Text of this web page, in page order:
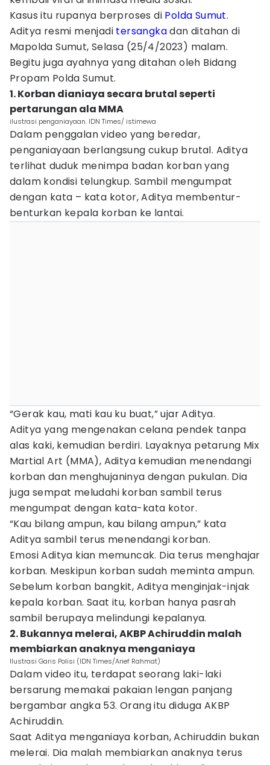
Kasus itu rupanya berproses di Polda Sumut.
Aditya resmi menjadi tersangkadan ditahan di
Mapolda Sumut, Selasa (25/4/2023) malam.
Begitu juga ayahnya yang ditahan oleh Bidang
Propam Polda Sumut.
1. Korban dianiaya secara brutal seperti
pertarungan ala MMA
ilustrasi penganiayaan. IDN Times/ istimewa
Dalam penggalan video yang beredar,
penganiayaan berlangsung cukup brutal. Aditya
terlihat duduk menimpa badan korban yang
dalam kondisi telungkup. Sambil mengumpat
dengan kata – kata kotor, Aditya membentur-
benturkan kepala korban ke lantai.
“Gerak kau, mati kau ku buat,” ujar Aditya.
Aditya yang mengenakan celana pendek tanpa
alas kaki, kemudian berdiri. Layaknya petarung Mix
Martial Art (MMA), Aditya kemudian menendangi
korban dan menghujaninya dengan pukulan. Dia
juga sempat meludahi korban sambil terus
mengumpat dengan kata-kata kotor.
“Kau bilang ampun, kau bilang ampun,” kata
Aditya sambil terus menendangi korban.
Emosi Aditya kian memuncak. Dia terus menghajar
korban. Meskipun korban sudah meminta ampun.
Sebelum korban bangkit, Aditya menginjak-injak
kepala korban. Saat itu, korban hanya pasrah
sambil berupaya melindungi kepalanya.
2. Bukannya melerai, AKBP Achiruddin malah
membiarkan anaknya menganiaya
Ilustrasi Garis Polisi (IDN Times/Arief Rahmat)
Dalam video itu, terdapat seorang laki-laki
bersarung memakai pakaian lengan panjang
bergambar angka 53. Orang itu diduga AKBP
Achiruddin.
Saat Aditya menganiaya korban, Achiruddin bukan
melerai. Dia malah membiarkan anaknya terus